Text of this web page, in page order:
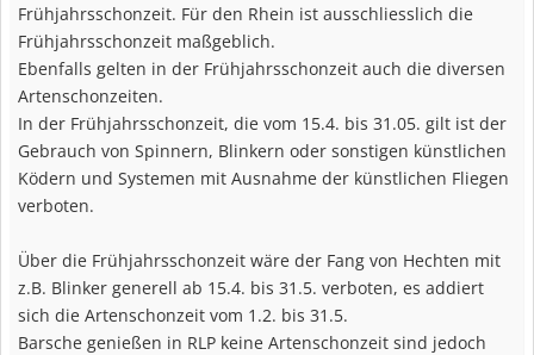
n
:
Frühjahrsschonzeit. Für den Rhein ist ausschliesslich die
Frühjahrsschonzeit maßgeblich.
Ebenfalls gelten in der Frühjahrsschonzeit auch die diversen
Artenschonzeiten.
In der Frühjahrsschonzeit, die vom 15.4. bis 31.05. gilt ist der
Gebrauch von Spinnern, Blinkern oder sonstigen künstlichen
Ködern und Systemen mit Ausnahme der künstlichen Fliegen
verboten.
Über die Frühjahrsschonzeit wäre der Fang von Hechten mit
z.B. Blinker generell ab 15.4. bis 31.5. verboten, es addiert
sich die Artenschonzeit vom 1.2. bis 31.5.
Barsche genießen in RLP keine Artenschonzeit sind jedoch